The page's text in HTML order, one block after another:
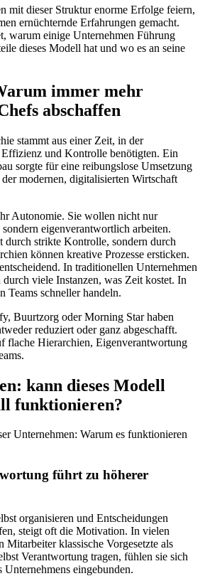
mit dieser Struktur enorme Erfolge feiern,
ernüchternde Erfahrungen gemacht.
warum einige Unternehmen Führung
dieses Modell hat und wo es an seine
immer mehr
abschaffen
stammt aus einer Zeit, in der
und Kontrolle benötigten. Ein
sorgte für eine reibungslose Umsetzung
modernen, digitalisierten Wirtschaft
Autonomie. Sie wollen nicht nur
eigenverantwortlich arbeiten.
durch strikte Kontrolle, sondern durch
können kreative Prozesse ersticken.
In traditionellen Unternehmen
durch viele Instanzen, was Zeit kostet. In
Teams schneller handeln.
Buurtzorg oder Morning Star haben
reduziert oder ganz abgeschafft.
flache Hierarchien, Eigenverantwortung
kann dieses Modell
funktionieren?
Unternehmen: Warum es funktionieren
führt zu höherer
organisieren und Entscheidungen
steigt oft die Motivation. In vielen
Mitarbeiter klassische Vorgesetzte als
Verantwortung tragen, fühlen sie sich
eingebunden.